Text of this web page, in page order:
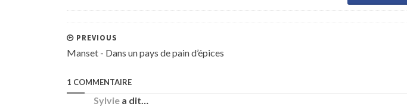
PREVIOUS
Manset - Dans un pays de pain d’épices
1 COMMENTAIRE
Sylvie a dit…